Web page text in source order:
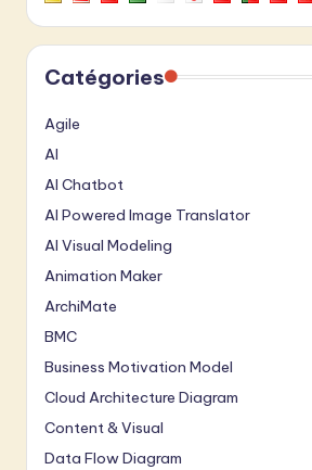
Catégories
Agile
AI
AI Chatbot
AI Powered Image Translator
AI Visual Modeling
Animation Maker
ArchiMate
BMC
Business Motivation Model
Cloud Architecture Diagram
Content & Visual
Data Flow Diagram